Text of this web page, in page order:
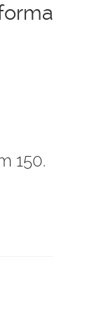
150.